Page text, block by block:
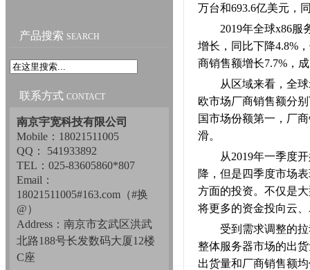
产品搜索 SEARCH
联系方式 CONTACT
南京宇宽科技有限公司
Mobile：18021511005
QQ： 541933892
TEL：025-83605860*807
Email：
18021511005#163.com（#换
@）
Address：南京市玄武区洪武
北路188号长发数码大厦12楼
C座
万台和693.6亿美元，
2019年全球x86服务
增长，同比下降4.8%
商销售额增长7.7%，
从区域来看，全球
欧市场厂商销售额分
国市场份额第一，厂
滑。
从2019年一季度开
降，但是四季度市场
方面的投资。不仅是
将更多的资金投向云
受到需求调整的拉动
整体服务器市场的出
出货量和厂商销售额